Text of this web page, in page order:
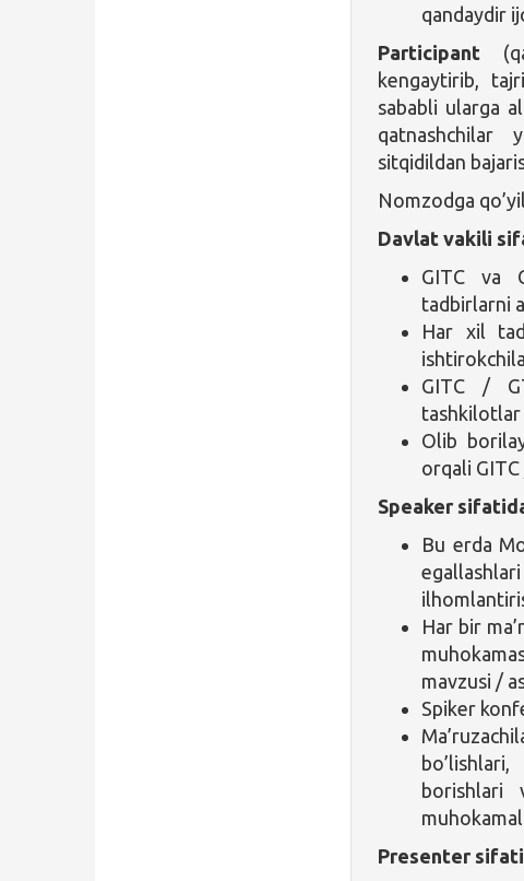
qandaydir
Participant
kengaytirib,
sababli ularga
qatnashchilar
sitqidildan
Nomzodga
Davlat vakili
GITC va
tadbirlarni
Har xil
GITC /
tashkilotlar
Olib
orqali
Speaker
Bu erda
Har bir
mavzusi /
Spiker
borishlari
Presenter